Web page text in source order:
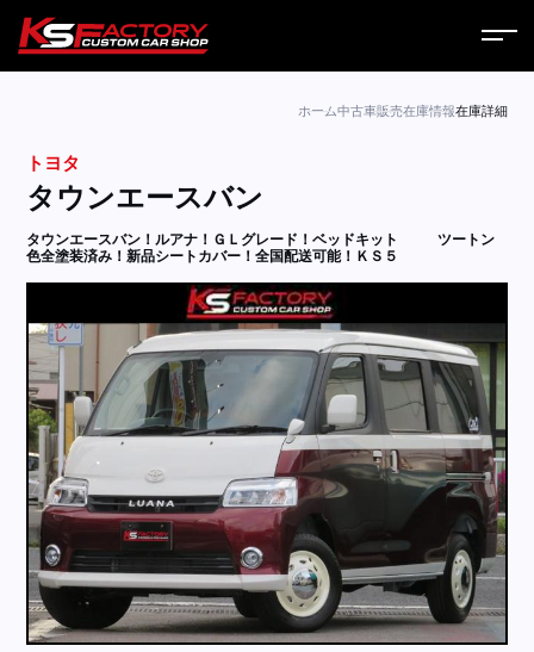
サービス
コラム
ニュース
営業日
お問い合わせ
採用情報
店舗問い合わせ
ホーム中古車販売在庫情報在庫詳細
トヨタ
タウンエースバン
タウンエースバン！ルアナ！ＧＬグレード！ベッドキット
ツートン
色全塗装済み！新品シートカバー！全国配送可能！ＫＳ５